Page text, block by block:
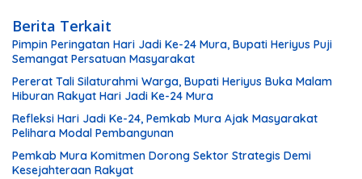
Berita Terkait
Pimpin Peringatan Hari Jadi Ke-24 Mura, Bupati Heriyus Puji
Semangat Persatuan Masyarakat
Pererat Tali Silaturahmi Warga, Bupati Heriyus Buka Malam
Hiburan Rakyat Hari Jadi Ke-24 Mura
Refleksi Hari Jadi Ke-24, Pemkab Mura Ajak Masyarakat
Pelihara Modal Pembangunan
Pemkab Mura Komitmen Dorong Sektor Strategis Demi
Kesejahteraan Rakyat